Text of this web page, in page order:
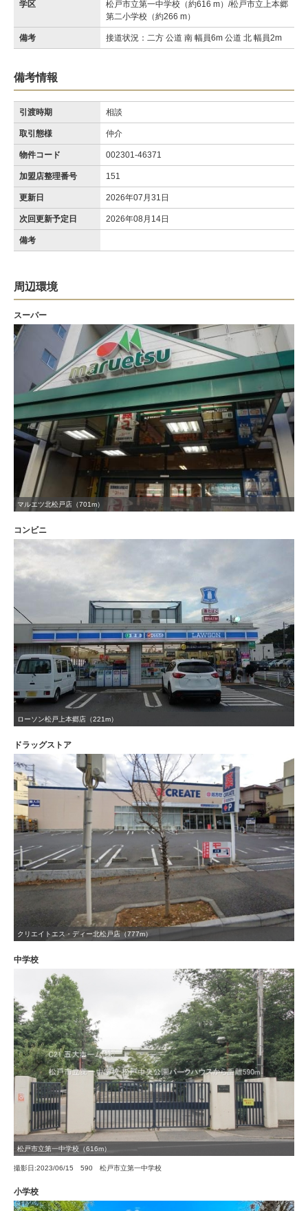
学区
松戸市立第一中学校（約616 m）/松戸市立上本郷
第二小学校（約266 m）
備考 接道状況：二方 公道 南 幅員6m 公道 北 幅員2m
備考情報
引渡時期 相談
取引態様 仲介
物件コード 002301-46371
加盟店整理番号 151
更新日 2026年07月31日
次回更新予定日 2026年08月14日
備考
周辺環境
スーパー
マルエツ北松戸店（701m）
コンビニ
ローソン松戸上本郷店（221m）
ドラッグストア
クリエイトエス・ディー北松戸店（777m）
中学校
松戸市立第一中学校（616m）
撮影日:2023/06/15 590 松戸市立第一中学校
小学校